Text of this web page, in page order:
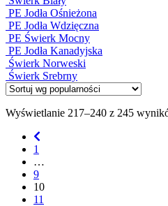
PE Jodła Ośnieżona
PE Jodła Wdzięczna
PE Świerk Mocny
PE Jodła Kanadyjska
Świerk Norweski
Świerk Srebrny
Wyświetlanie 217–240 z 245
1
…
9
10
11